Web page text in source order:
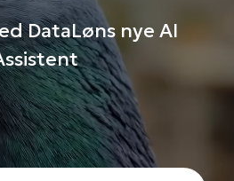
DataLøns nye AI